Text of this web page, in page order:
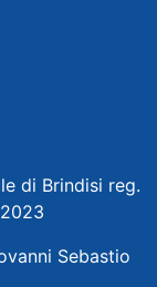
di Brindisi reg.
Sebastio